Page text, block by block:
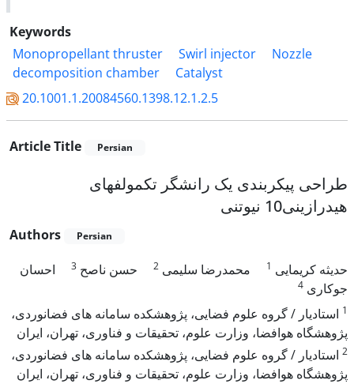
Keywords
Monopropellant thruster
Swirl injector
Nozzle
decomposition chamber
Catalyst
20.1001.1.20084560.1398.12.1.2.5
Article Title Persian
طراحی پیکربندی یک رانشگر تک‎مولفه‎ای
هیدرازینی10 نیوتنی
Authors Persian
حدیثه کریمایی 1 محمدرضا سلیمی 2 حسن ناصح 3
احسان
جوکاری 4
1 استادیار / گروه علوم فضایی، پژوهشکده سامانه های فضانوردی،
پژوهشگاه هوافضا، وزارت علوم، تحقیقات و فناوری، تهران، ایران
2 استادیار / گروه علوم فضایی، پژوهشکده سامانه های فضانوردی،
پژوهشگاه هوافضا، وزارت علوم، تحقیقات و فناوری، تهران، ایران